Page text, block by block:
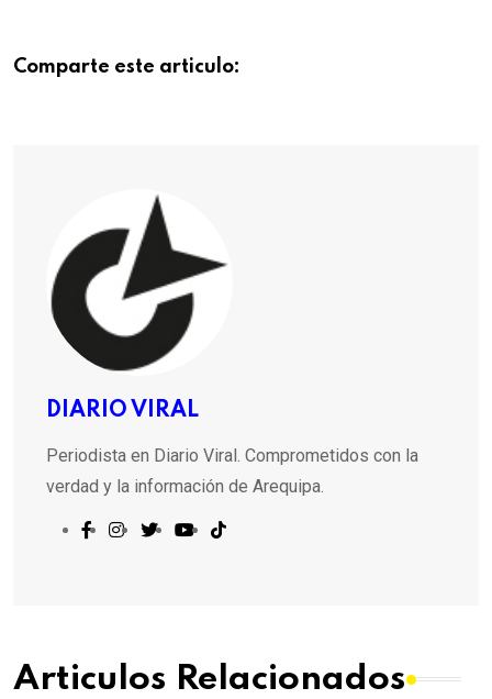
Comparte este articulo:
DIARIO VIRAL
Periodista en Diario Viral. Comprometidos con la
verdad y la información de Arequipa.
Articulos Relacionados